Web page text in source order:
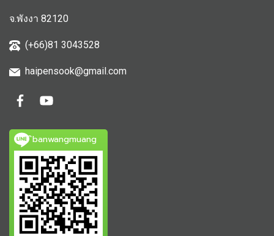
จ.พังงา 82120
(+66)81 3043528
haipensook@gmail.com
ิbanwangmuang